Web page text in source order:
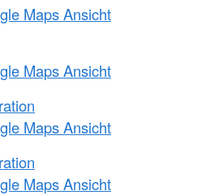
Maps Ansicht
Maps Ansicht
Maps Ansicht
Maps Ansicht